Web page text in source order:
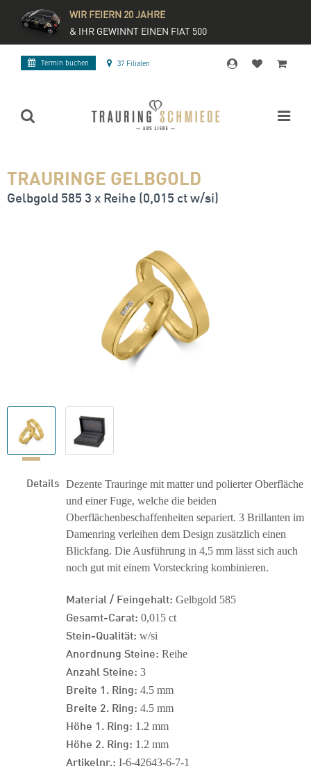
WIR FEIERN 20 JAHRE
& IHR GEWINNT EINEN FIAT 500
Termin buchen 37 Filialen
TRAURINGE GELBGOLD
Gelbgold 585 3 x Reihe (0,015 ct w/si)
Details Dezente Trauringe mit matter und polierter Oberfläche
und einer Fuge, welche die beiden
Oberflächenbeschaffenheiten separiert. 3 Brillanten im
Damenring verleihen dem Design zusätzlich einen
Blickfang. Die Ausführung in 4,5 mm lässt sich auch
noch gut mit einem Vorsteckring kombinieren.
Material / Feingehalt: Gelbgold 585
Gesamt-Carat: 0,015 ct
Stein-Qualität: w/si
Anordnung Steine: Reihe
Anzahl Steine: 3
Breite 1. Ring: 4.5 mm
Breite 2. Ring: 4.5 mm
Höhe 1. Ring: 1.2 mm
Höhe 2. Ring: 1.2 mm
Artikelnr.: I-6-42643-6-7-1